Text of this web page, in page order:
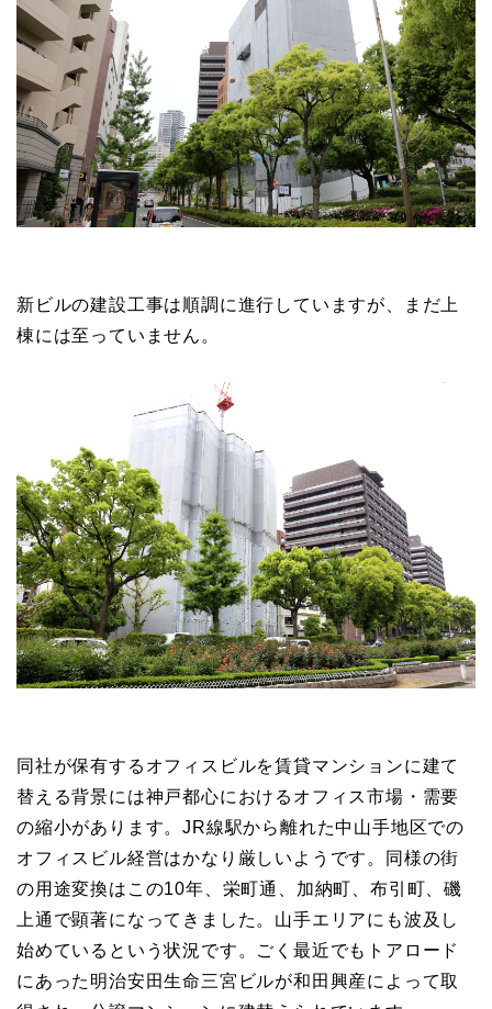
新ビルの建設工事は順調に進行していますが、まだ上
棟には至っていません。
同社が保有するオフィスビルを賃貸マンションに建て
替える背景には神戸都心におけるオフィス市場・需要
の縮小があります。JR線駅から離れた中山手地区での
オフィスビル経営はかなり厳しいようです。同様の街
の用途変換はこの10年、栄町通、加納町、布引町、磯
上通で顕著になってきました。山手エリアにも波及し
始めているという状況です。ごく最近でもトアロード
にあった明治安田生命三宮ビルが和田興産によって取